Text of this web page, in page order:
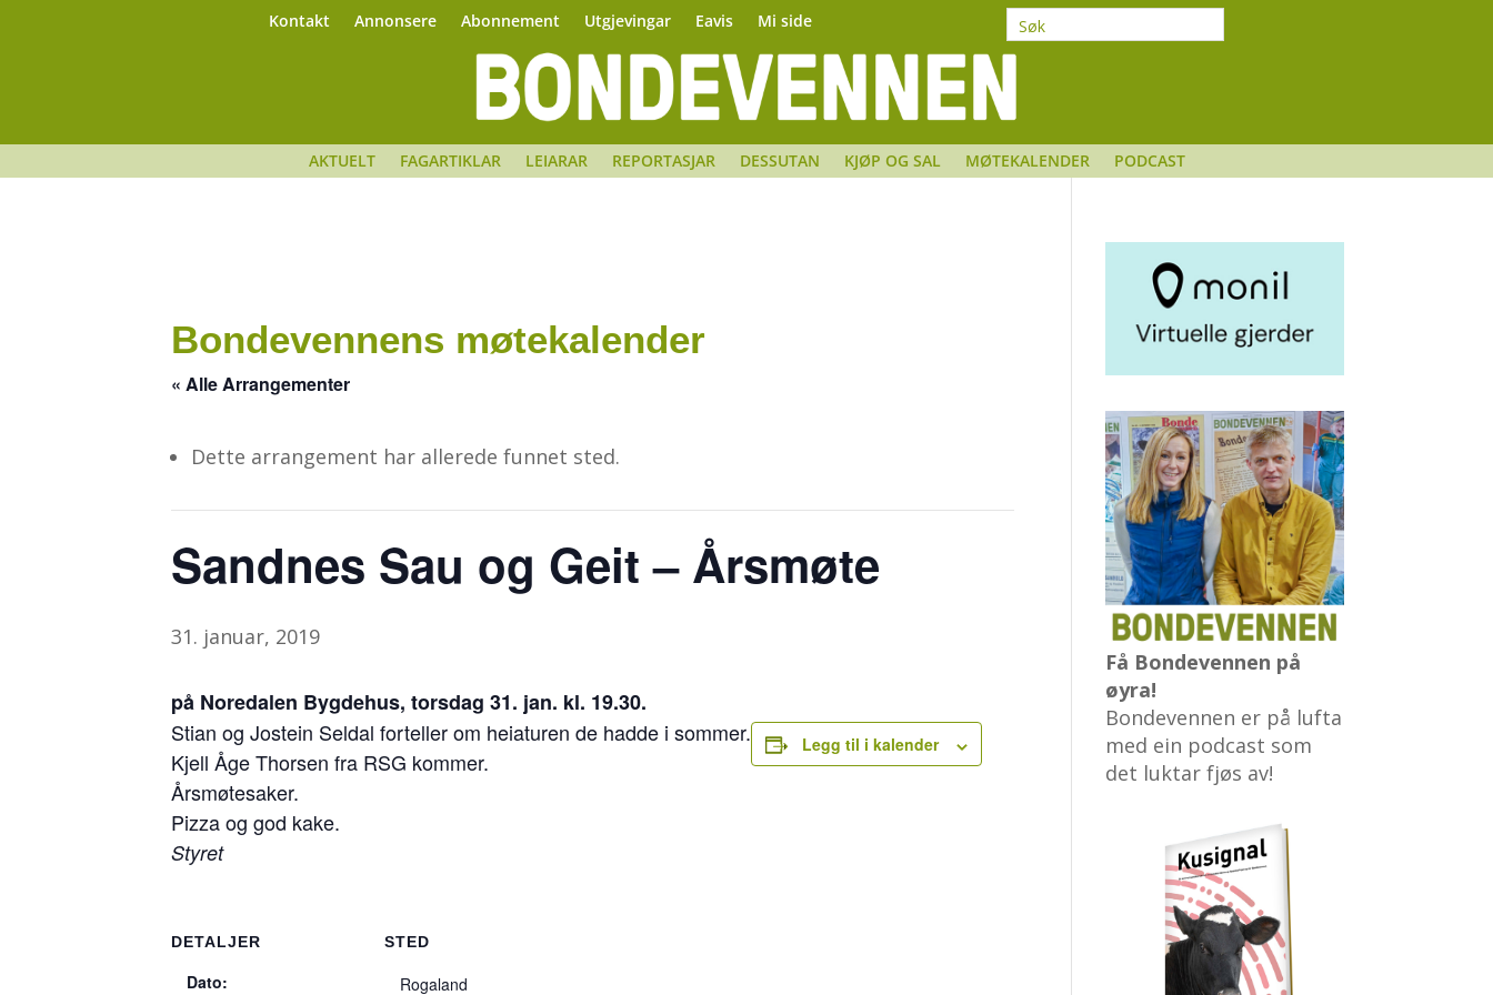
Kontakt Annonsere Abonnement Utgjevingar Eavis Mi side
AKTUELT FAGARTIKLAR LEIARAR REPORTASJAR DESSUTAN KJØP OG SAL MØTEKALENDER PODCAST
Bondevennens møtekalender
« Alle Arrangementer
Dette arrangement har allerede funnet sted.
Sandnes Sau og Geit – Årsmøte
31. januar, 2019
på Noredalen Bygdehus, torsdag 31. jan. kl. 19.30.
Stian og Jostein Seldal forteller om heiaturen de hadde i sommer.
Kjell Åge Thorsen fra RSG kommer.
Årsmøtesaker.
Pizza og god kake.
Styret
Legg til i kalender
DETALJER
Dato:
STED
Rogaland
Få Bondevennen på
øyra!
Bondevennen er på lufta
med ein podcast som
det luktar fjøs av!